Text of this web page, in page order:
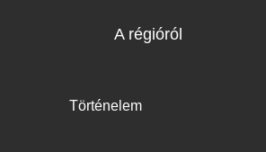
A régióról
Történelem